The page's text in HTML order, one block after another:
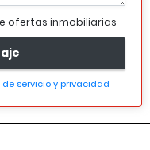
ofertas inmobiliarias
de servicio y privacidad